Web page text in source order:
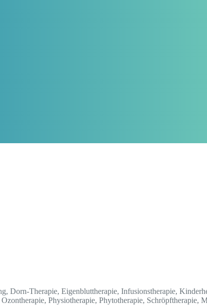
Dorn-Therapie, Eigenbluttherapie, Infusionstherapie,
Physiotherapie, Phytotherapie,